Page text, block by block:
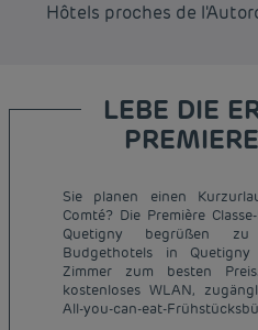
Hôtels proches de
LEBE DIE
Sie planen einen
Comté? Die Première
Quetigny begrüßen
Budgethotels in
Zimmer zum besten
kostenloses WLAN,
All-you-can-eat-
Günstige Hotels Paris
Günstige Hotels Hannover
Günstige Hotels Deutschland
Impressum
Allgemeine Geschäftsbedingungen